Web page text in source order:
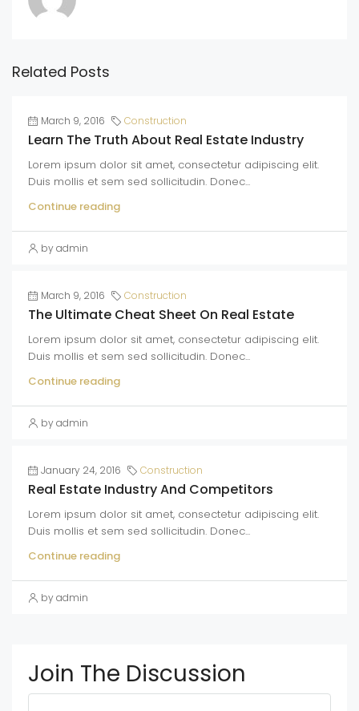
Related Posts
March 9, 2016 Construction
Learn The Truth About Real Estate Industry
Lorem ipsum dolor sit amet, consectetur adipiscing elit.
Duis mollis et sem sed sollicitudin. Donec...
Continue reading
by admin
March 9, 2016 Construction
The Ultimate Cheat Sheet On Real Estate
Lorem ipsum dolor sit amet, consectetur adipiscing elit.
Duis mollis et sem sed sollicitudin. Donec...
Continue reading
by admin
January 24, 2016 Construction
Real Estate Industry And Competitors
Lorem ipsum dolor sit amet, consectetur adipiscing elit.
Duis mollis et sem sed sollicitudin. Donec...
Continue reading
by admin
Join The Discussion